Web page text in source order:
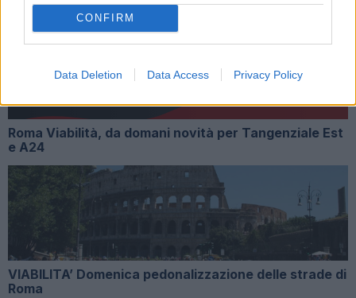
CONFIRM
Data Deletion Data Access Privacy Policy
Roma Viabilità, da domani novità per Tangenziale Est
e A24
VIABILITA’ Domenica pedonalizzazione delle strade di
Roma